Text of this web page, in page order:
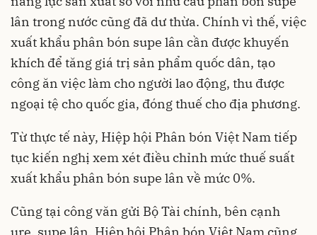
lân trong nước cũng đã dư thừa. Chính vì thế, việc
xuất khẩu phân bón supe lân cần được khuyến
khích để tăng giá trị sản phẩm quốc dân, tạo
công ăn việc làm cho người lao động, thu được
ngoại tệ cho quốc gia, đóng thuế cho địa phương.
Từ thực tế này, Hiệp hội Phân bón Việt Nam tiếp
tục kiến nghị xem xét điều chỉnh mức thuế suất
xuất khẩu phân bón supe lân về mức 0%.
Cũng tại công văn gửi Bộ Tài chính, bên cạnh